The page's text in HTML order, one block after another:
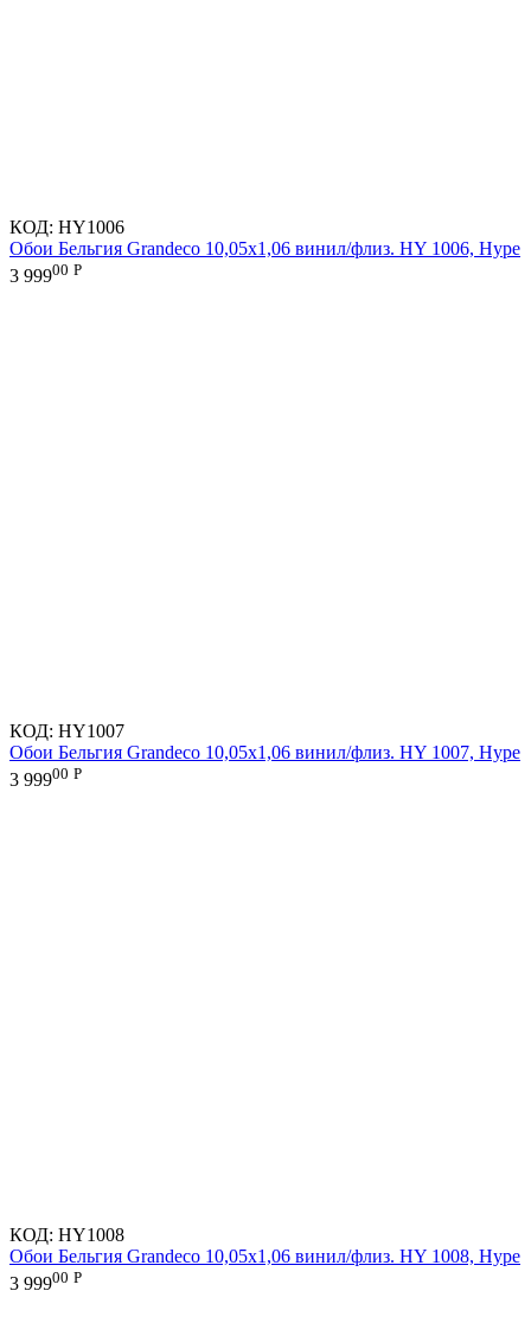
КОД: HY1006
Обои Бельгия Grandeco 10,05х1,06 винил/флиз. HY 1006, Hype
3 99900 Р
КОД: HY1007
Обои Бельгия Grandeco 10,05х1,06 винил/флиз. HY 1007, Hype
3 99900 Р
КОД: HY1008
Обои Бельгия Grandeco 10,05х1,06 винил/флиз. HY 1008, Hype
3 99900 Р